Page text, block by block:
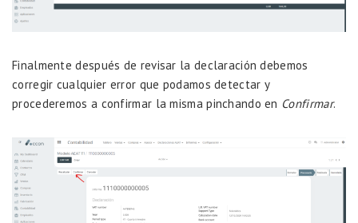
Finalmente después de revisar la declaración debemos
corregir cualquier error que podamos detectar y
procederemos a confirmar la misma pinchando en Confirmar.